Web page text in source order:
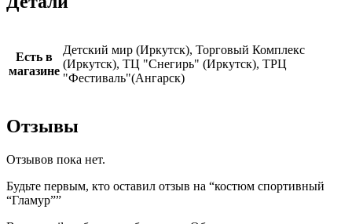
Есть в
магазине
Детский мир (Иркутск), Торговый Комплекс
(Иркутск), ТЦ "Снегирь" (Иркутск), ТРЦ
"Фестиваль"(Ангарск)
Отзывы
Отзывов пока нет.
Будьте первым, кто оставил отзыв на “костюм спортивный
“Гламур””